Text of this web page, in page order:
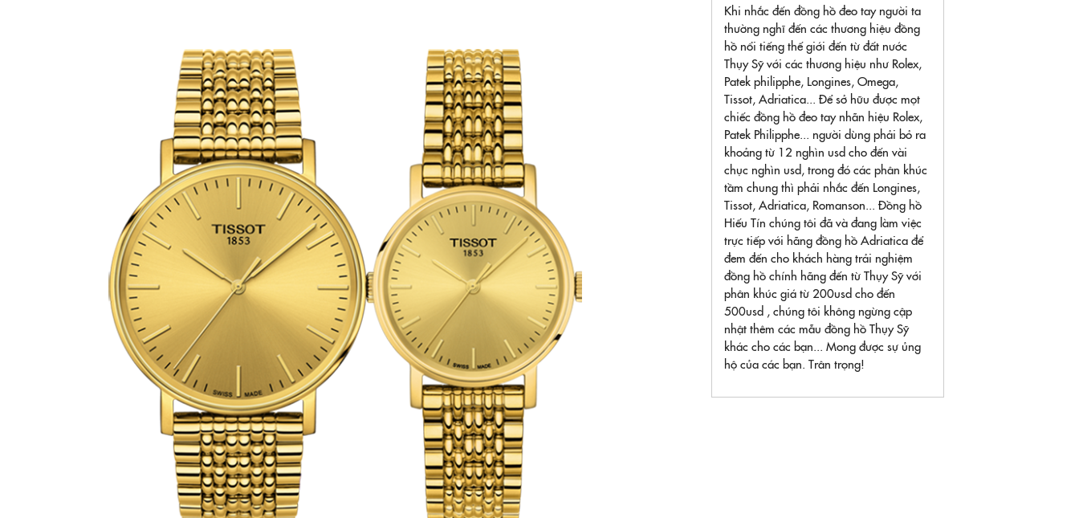
Khi nhắc đến đồng hồ đeo tay người ta
thường nghĩ đến các thương hiệu đồng
hồ nổi tiếng thế giới đến từ đất nước
Thụy Sỹ với các thương hiệu như Rolex,
Patek philipphe, Longines, Omega,
Tissot, Adriatica... Để sở hữu được mọt
chiếc đồng hồ đeo tay nhãn hiệu Rolex,
Patek Philipphe... người dùng phải bỏ ra
khoảng từ 12 nghìn usd cho đến vài
chục nghìn usd, trong đó các phân khúc
tầm chung thì phải nhắc đến Longines,
Tissot, Adriatica, Romanson... Đồng hồ
Hiếu Tín chúng tôi đã và đang làm việc
trực tiếp với hãng đồng hồ Adriatica để
đem đến cho khách hàng trải nghiệm
đồng hồ chính hãng đến từ Thụy Sỹ với
phân khúc giá từ 200usd cho đến
500usd , chúng tôi không ngừng cập
nhật thêm các mẫu đồng hồ Thụy Sỹ
khác cho các bạn... Mong được sự ủng
hộ của các bạn. Trân trọng!